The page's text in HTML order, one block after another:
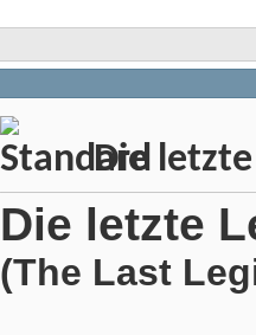
Die letzte
Die letzte
(The Last